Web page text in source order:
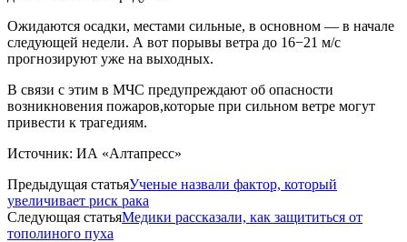
Ожидаются осадки, местами сильные, в основном — в начале
следующей недели. А вот порывы ветра до 16−21 м/с
прогнозируют уже на выходных.
В связи с этим в МЧС предупреждают об опасности
возникновения пожаров,которые при сильном ветре могут
привести к трагедиям.
Источник: ИА «Алтапресс»
Предыдущая статьяУченые назвали фактор, который
увеличивает риск рака
Следующая статьяМедики рассказали, как защититься от
тополиного пуха